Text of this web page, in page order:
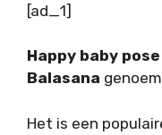
[ad_1]
Happy baby pose
Balasana
Het is een